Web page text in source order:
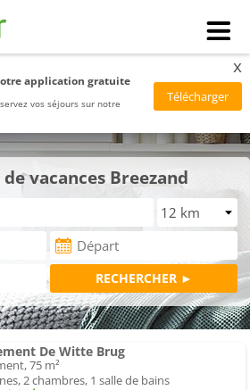
application gratuite
vos séjours sur notre
x
vacances Breezand
De Witte Brug
75 m²
2 chambres, 1 salle de bains